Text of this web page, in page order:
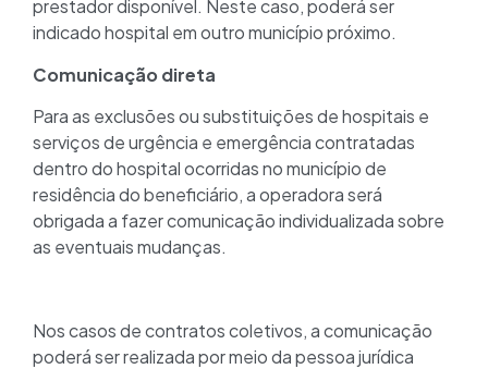
prestador disponível. Neste caso, poderá ser
indicado hospital em outro município próximo.
Comunicação direta
Para as exclusões ou substituições de hospitais e
serviços de urgência e emergência contratadas
dentro do hospital ocorridas no município de
residência do beneficiário, a operadora será
obrigada a fazer comunicação individualizada sobre
as eventuais mudanças.
Nos casos de contratos coletivos, a comunicação
poderá ser realizada por meio da pessoa jurídica